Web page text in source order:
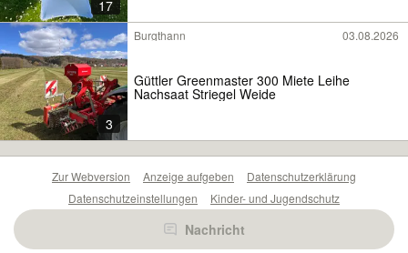
17
3
Burgthann 03.08.2026
Güttler Greenmaster 300 Miete Leihe
Nachsaat Striegel Weide
Nachricht
Zur Webversion Anzeige aufgeben
Datenschutzerklärung
Datenschutzeinstellungen
Kinder- und Jugendschutz
Barrierefreiheitserklärung